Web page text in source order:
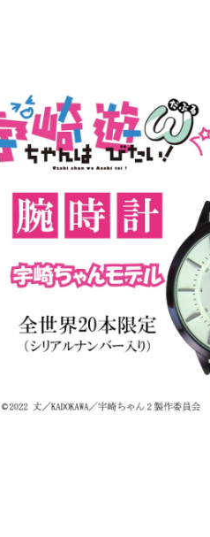
【残りわずか】全世界20本限定 宇崎
革ベルト)」腕